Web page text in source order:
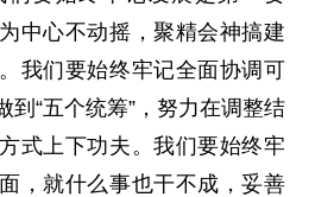
中心不动摇，聚精会神搞建
我们要始终牢记全面协调可
到“五个统筹”，努力在调整结
式上下功夫。我们要始终牢
，就什么事也干不成，妥善